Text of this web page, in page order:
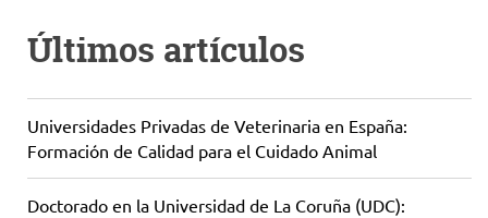
Últimos artículos
Universidades Privadas de Veterinaria en España:
Formación de Calidad para el Cuidado Animal
Doctorado en la Universidad de La Coruña (UDC):